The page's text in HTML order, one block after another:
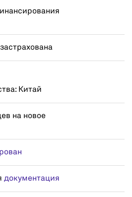
Китай
на новое
документация